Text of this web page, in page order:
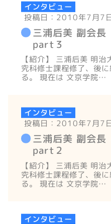
インタビュー
投稿日：2010年7月7
三浦后美 副会長
part３
【紹介】 三浦后美 明
究科修士課程修了、後
る。 現在は 文京学院…
インタビュー
投稿日：2010年7月7
三浦后美 副会長
part２
【紹介】 三浦后美 明
究科修士課程修了、後
る。 現在は 文京学院…
インタビュー